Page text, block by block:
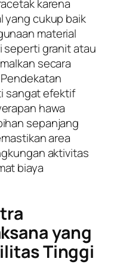
karena
yang cukup baik
material
seperti granit atau
secara
sangat efektif
hawa
sepanjang
area
aktivitas
biaya
yang
Tinggi